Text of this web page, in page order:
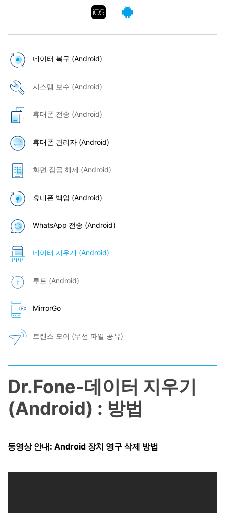
데이터 복구 (Android)
시스템 보수 (Android)
휴대폰 전송 (Android)
휴대폰 관리자 (Android)
화면 잠금 해제 (Android)
휴대폰 백업 (Android)
WhatsApp 전송 (Android)
데이터 지우개 (Android)
루트 (Android)
MirrorGo
트랜스 모어 (무선 파일 공유)
Dr.Fone-데이터 지우기
(Android) : 방법
동영상 안내: Android 장치 영구 삭제 방법